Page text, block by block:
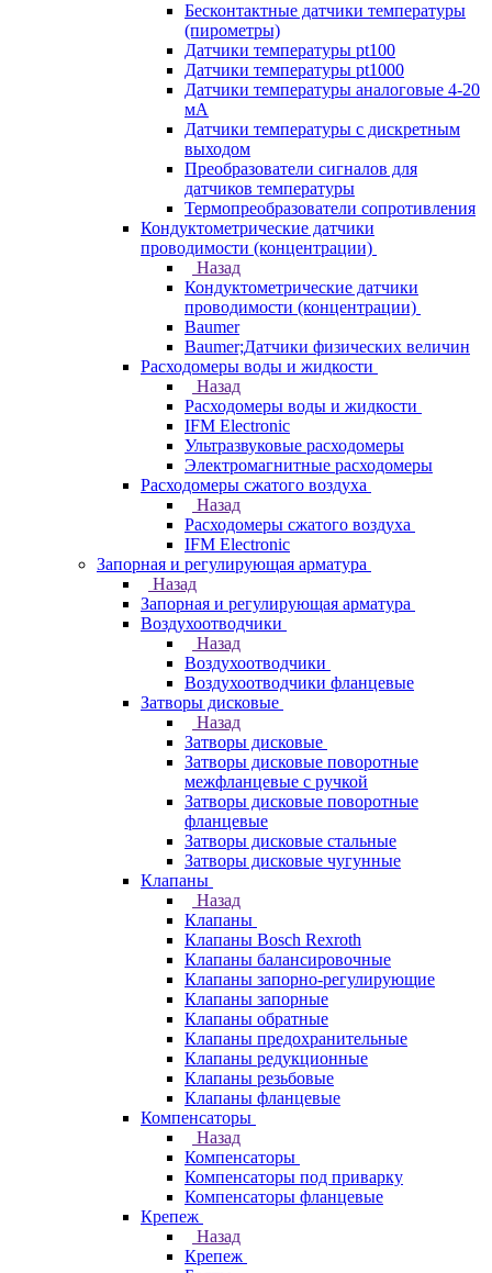
Бесконтактные датчики температуры
(пирометры)
Датчики температуры pt100
Датчики температуры pt1000
Датчики температуры аналоговые 4-20
мА
Датчики температуры с дискретным
выходом
Преобразователи сигналов для
датчиков температуры
Термопреобразователи сопротивления
Кондуктометрические датчики
проводимости (концентрации)
Назад
Кондуктометрические датчики
проводимости (концентрации)
Baumer
Baumer;Датчики физических величин
Расходомеры воды и жидкости
Назад
Расходомеры воды и жидкости
IFM Electronic
Ультразвуковые расходомеры
Электромагнитные расходомеры
Расходомеры сжатого воздуха
Назад
Расходомеры сжатого воздуха
IFM Electronic
Запорная и регулирующая арматура
Назад
Запорная и регулирующая арматура
Воздухоотводчики
Назад
Воздухоотводчики
Воздухоотводчики фланцевые
Затворы дисковые
Назад
Затворы дисковые
Затворы дисковые поворотные
межфланцевые с ручкой
Затворы дисковые поворотные
фланцевые
Затворы дисковые стальные
Затворы дисковые чугунные
Клапаны
Назад
Клапаны
Клапаны Bosch Rexroth
Клапаны балансировочные
Клапаны запорно-регулирующие
Клапаны запорные
Клапаны обратные
Клапаны предохранительные
Клапаны редукционные
Клапаны резьбовые
Клапаны фланцевые
Компенсаторы
Назад
Компенсаторы
Компенсаторы под приварку
Компенсаторы фланцевые
Крепеж
Назад
Крепеж